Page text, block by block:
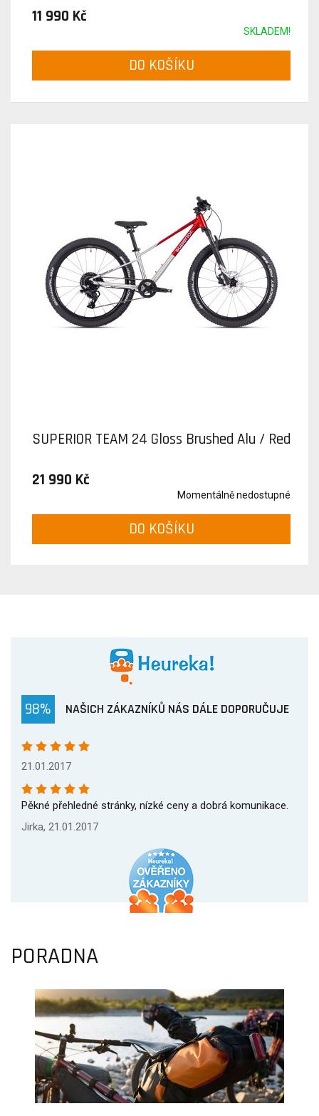
11 990 Kč
SKLADEM!
DO KOŠÍKU
SUPERIOR TEAM 24 Gloss Brushed Alu / Red
21 990 Kč
Momentálně nedostupné
DO KOŠÍKU
98% NAŠICH ZÁKAZNÍKŮ NÁS DÁLE DOPORUČUJE
21.01.2017
Pěkné přehledné stránky, nízké ceny a dobrá komunikace.
Jirka, 21.01.2017
PORADNA